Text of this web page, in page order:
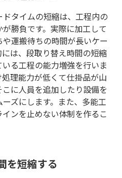
タイムの短縮は、工程内の
が勝負です。実際に加工して
運搬待ちの時間が長いケー
は、段取り替え時間の短縮
る工程の能力増強を行いま
理能力が低くて仕掛品が山
に人員を追加したり設備を
ズにします。また、多能工
ンを止めない体制を作るこ
を短縮する